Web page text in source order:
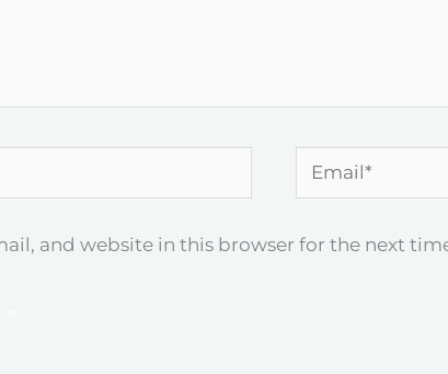
Email*
and website in this browser for the next